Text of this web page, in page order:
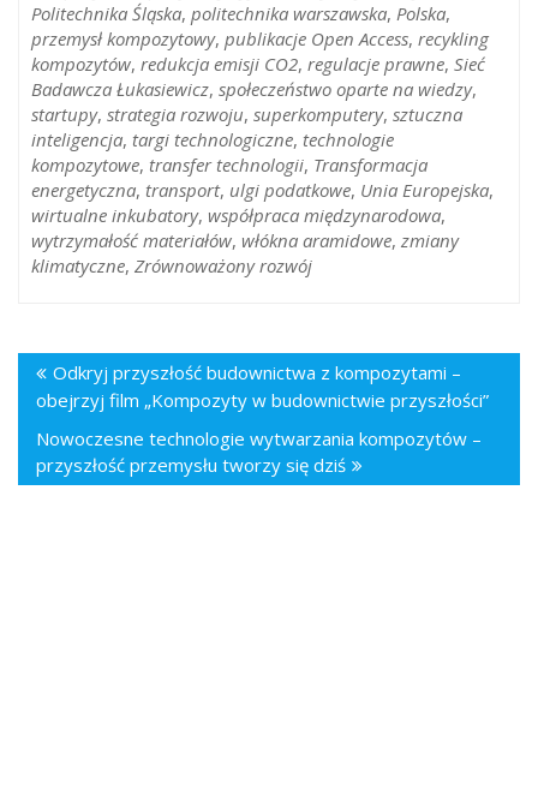
Politechnika Śląska, politechnika warszawska, Polska,
przemysł kompozytowy, publikacje Open Access, recykling
kompozytów, redukcja emisji CO2, regulacje prawne, Sieć
Badawcza Łukasiewicz, społeczeństwo oparte na wiedzy,
startupy, strategia rozwoju, superkomputery, sztuczna
inteligencja, targi technologiczne, technologie
kompozytowe, transfer technologii, Transformacja
energetyczna, transport, ulgi podatkowe, Unia Europejska,
wirtualne inkubatory, współpraca międzynarodowa,
wytrzymałość materiałów, włókna aramidowe, zmiany
klimatyczne, Zrównoważony rozwój
Odkryj przyszłość budownictwa z kompozytami –
obejrzyj film „Kompozyty w budownictwie przyszłości”
Nowoczesne technologie wytwarzania kompozytów –
przyszłość przemysłu tworzy się dziś